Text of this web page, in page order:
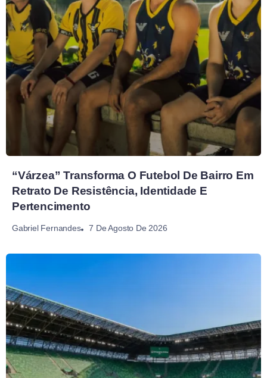
“Várzea” Transforma O Futebol De Bairro Em
Retrato De Resistência, Identidade E
Pertencimento
Gabriel Fernandes 7 De Agosto De 2026